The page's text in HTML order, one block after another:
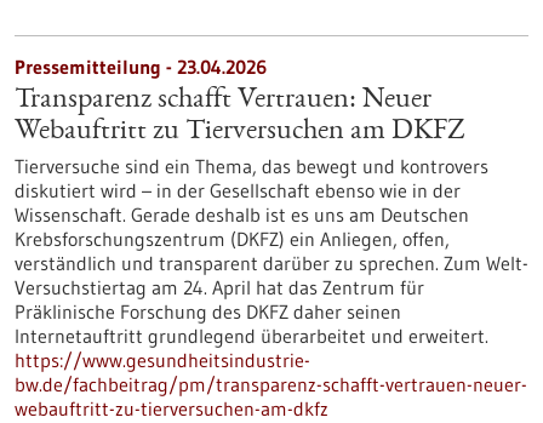
Pressemitteilung - 23.04.2026
Transparenz schafft Vertrauen: Neuer
Webauftritt zu Tierversuchen am DKFZ
Tierversuche sind ein Thema, das bewegt und kontrovers
diskutiert wird – in der Gesellschaft ebenso wie in der
Wissenschaft. Gerade deshalb ist es uns am Deutschen
Krebsforschungszentrum (DKFZ) ein Anliegen, offen,
verständlich und transparent darüber zu sprechen. Zum Welt-
Versuchstiertag am 24. April hat das Zentrum für
Präklinische Forschung des DKFZ daher seinen
Internetauftritt grundlegend überarbeitet und erweitert.
https://www.gesundheitsindustrie-
bw.de/fachbeitrag/pm/transparenz-schafft-vertrauen-neuer-
webauftritt-zu-tierversuchen-am-dkfz